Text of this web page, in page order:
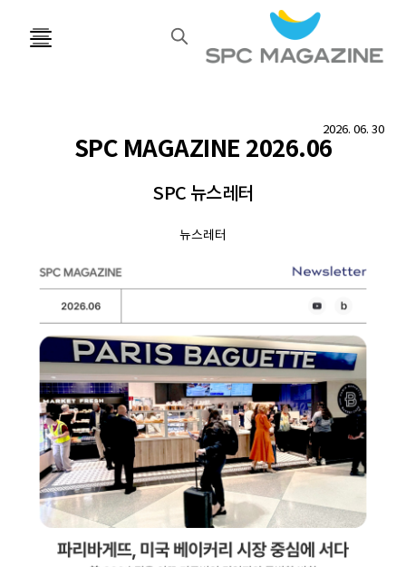
검
2026. 06. 30
SPC MAGAZINE 2026.06
SPC 뉴스레터
뉴스레터